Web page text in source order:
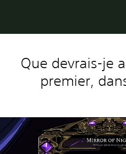
Que devrais-je
premier,